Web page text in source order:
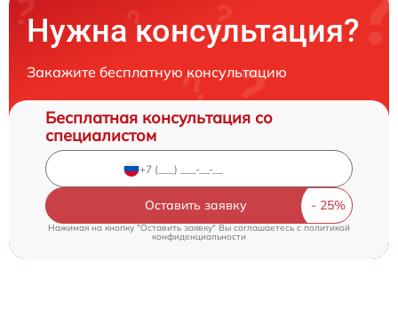
Нужна консультация?
Закажите бесплатную консультацию
Бесплатная консультация со
специалистом
Оставить заявку
Нажимая на кнопку "Оставить заявку" Вы соглашаетесь c политикой
конфиденциальности